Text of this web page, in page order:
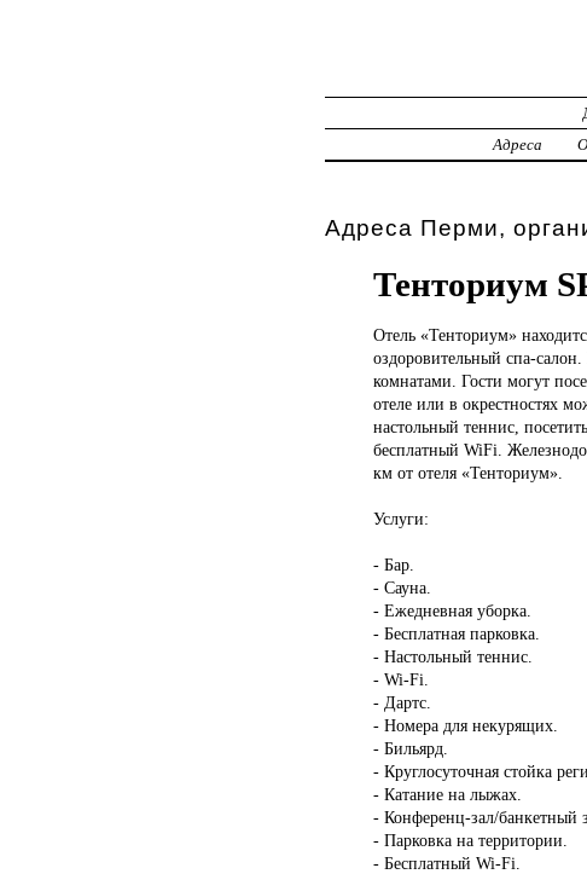
Адреса
Адреса Перми,
Тенториум
Отель «Тенториум»
оздоровительный спа-
комнатами. Гости могут
отеле или в окрестностях
настольный теннис,
бесплатный WiFi.
км от отеля «Тенториум».
Услуги:
- Бар.
- Сауна.
- Ежедневная уборка.
- Бесплатная парковка.
- Настольный теннис.
- Wi-Fi.
- Дартс.
- Номера для некурящих.
- Бильярд.
- Круглосуточная стойка
- Катание на лыжах.
- Конференц-зал/банкетный
- Парковка на территории.
- Бесплатный Wi-Fi.